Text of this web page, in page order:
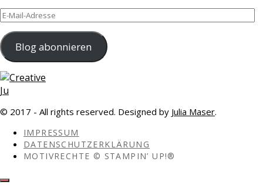
E-
Mail-
Adresse
Blog abonnieren
© 2017 - All rights reserved. Designed by Julia Maser.
IMPRESSUM
DATENSCHUTZERKLÄRUNG
MOTIVRECHTE © STAMPIN’ UP!®